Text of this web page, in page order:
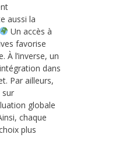
aussi la
Un accès à
favorise
À l’inverse, un
dans
Par ailleurs,
sur
globale
chaque
plus